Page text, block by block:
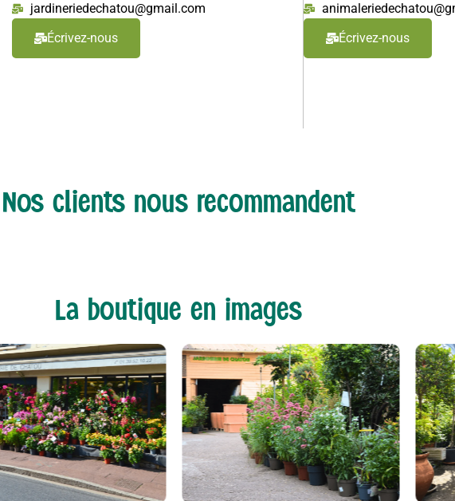
jardineriedechatou@gmail.com
Écrivez-nous
Écrivez-nous
Nos clients nous recommandent
La boutique en images